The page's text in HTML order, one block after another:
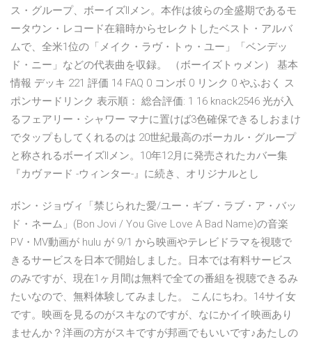
ス・グループ、ボーイズIIメン。本作は彼らの全盛期であるモ
ータウン・レコード在籍時からセレクトしたベスト・アルバ
ムで、全米1位の「メイク・ラヴ・トゥ・ユー」「ベンデッ
ド・ニー」などの代表曲を収録。 （ボーイズトゥメン） 基本
情報 デッキ 221 評価 14 FAQ 0 コンボ 0 リンク 0 やふおく ス
ポンサードリンク 表示順： 総合評価: 1 16 knack2546 光が入
るフェアリー・シャワー マナに置けば3色確保できるしおまけ
でタップもしてくれるのは 20世紀最高のボーカル・グループ
と称されるボーイズIIメン。10年12月に発売されたカバー集
『カヴァード -ウィンター-』に続き、オリジナルとし
ボン・ジョヴィ「禁じられた愛/ユー・ギブ・ラブ・ア・バッ
ド・ネーム」(Bon Jovi / You Give Love A Bad Name)の音楽
PV・MV動画が hulu が 9/1 から映画やテレビドラマを視聴で
きるサービスを日本で開始しました。日本では有料サービス
のみですが、現在1ヶ月間は無料で全ての番組を視聴できるみ
たいなので、無料体験してみました。 こんにちわ。14サイ女
です。映画を見るのがスキなのですが、なにかイイ映画あり
ませんか？洋画の方がスキですが邦画でもいいです♪あたしの